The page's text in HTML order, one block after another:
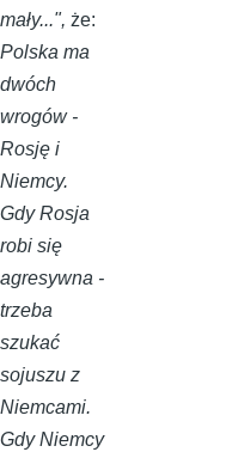
mały...", że:
Polska ma
dwóch
wrogów -
Rosję i
Niemcy.
Gdy Rosja
robi się
agresywna -
trzeba
szukać
sojuszu z
Niemcami.
Gdy Niemcy